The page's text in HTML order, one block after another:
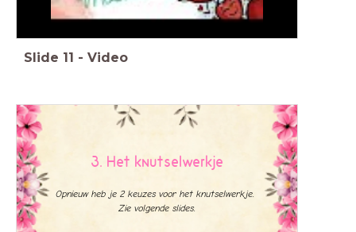
Slide 11 - Video
3. Het knutselwerkje
Opnieuw heb je 2 keuzes voor het knutselwerkje.
Zie volgende slides.